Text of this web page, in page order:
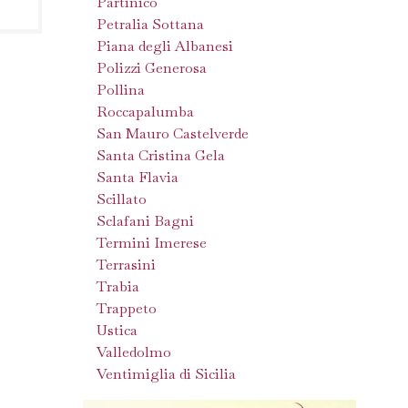
Petralia Sottana
Piana degli Albanesi
Polizzi Generosa
Pollina
Roccapalumba
San Mauro Castelverde
Santa Cristina Gela
Santa Flavia
Scillato
Sclafani Bagni
Termini Imerese
Terrasini
Trabia
Trappeto
Ustica
Valledolmo
Ventimiglia di Sicilia